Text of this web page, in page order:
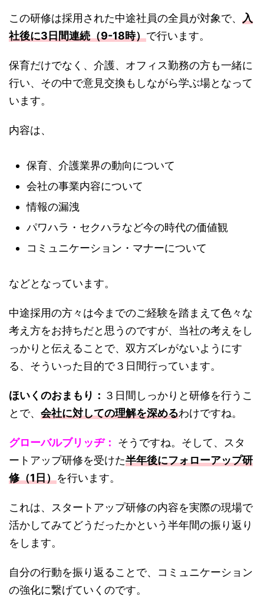
この研修は採用された中途社員の全員が対象で、 入
社後に3日間連続（9-18時）で行います。
保育だけでなく、介護、オフィス勤務の方も一緒に
行い、その中で意見交換もしながら学ぶ場となって
います。
内容は、
保育、介護業界の動向について
会社の事業内容について
情報の漏洩
パワハラ・セクハラなど今の時代の価値観
コミュニケーション・マナーについて
などとなっています。
中途採用の方々は今までのご経験を踏まえて色々な
考え方をお持ちだと思うのですが、当社の考えをし
っかりと伝えることで、双方ズレがないようにす
る、そういった目的で３日間行っています。
ほいくのおまもり： ３日間しっかりと研修を行うこ
とで、 会社に対しての理解を深めるわけですね。
グローバルブリッヂ：
そうですね。そして、スタ
ートアップ研修を受けた半年後にフォローアップ研
修（1日）を行います。
これは、スタートアップ研修の内容を実際の現場で
活かしてみてどうだったかという半年間の振り返り
をします。
自分の行動を振り返ることで、コミュニケーション
の強化に繋げていくのです。